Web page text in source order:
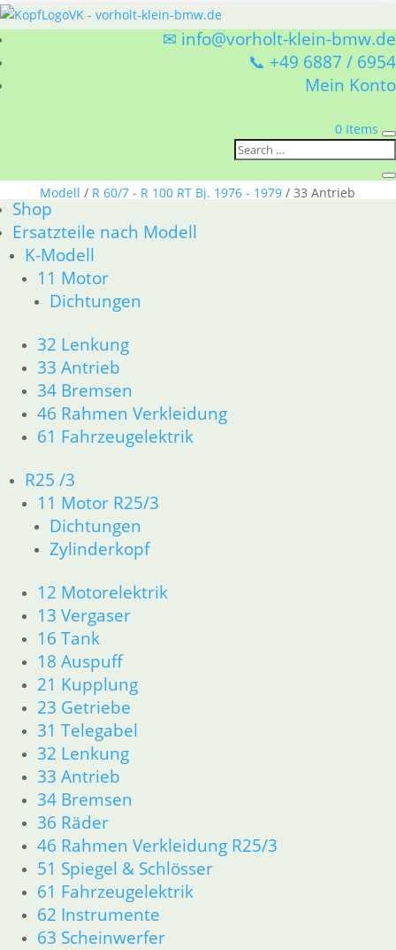
✉ info@vorholt-klein-bmw.de
📞 +49 6887 / 6954
Mein Konto
0 Items
Shop
Ersatzteile nach Modell
K-Modell
11 Motor
Dichtungen
32 Lenkung
33 Antrieb
34 Bremsen
46 Rahmen Verkleidung
61 Fahrzeugelektrik
R25 /3
11 Motor R25/3
Dichtungen
Zylinderkopf
12 Motorelektrik
13 Vergaser
16 Tank
18 Auspuff
21 Kupplung
23 Getriebe
31 Telegabel
32 Lenkung
33 Antrieb
34 Bremsen
36 Räder
46 Rahmen Verkleidung R25/3
51 Spiegel & Schlösser
61 Fahrzeugelektrik
62 Instrumente
63 Scheinwerfer
Modell / R 60/7 - R 100 RT Bj. 1976 - 1979/ 33 Antrieb
33 Antrieb
BMW R 60/7 - R 100 RT Bj. 1976 - 1979 33 Antrieb
1–15 von 17 Ergebnissen werden angezeigt
2
→
Hinterradschwinge VA
4,40
Artikelnummer: 1337789V
inkl. MwSt.
zzgl.Versandkosten
In den Warenkorb
Simmerring Kegelrad
9,80€
Artikelnummer: 1231542
inkl. MwSt.
zzgl.Versandkosten
In den Warenkorb
Abdeckkappe Schwingeam
Rahmen
3,90€
Artikelnummer: 1230296
inkl. MwSt.